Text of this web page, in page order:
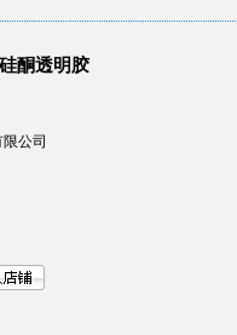
酮透明胶
公司